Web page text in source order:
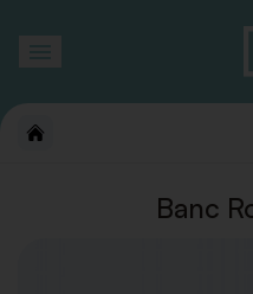
Banc